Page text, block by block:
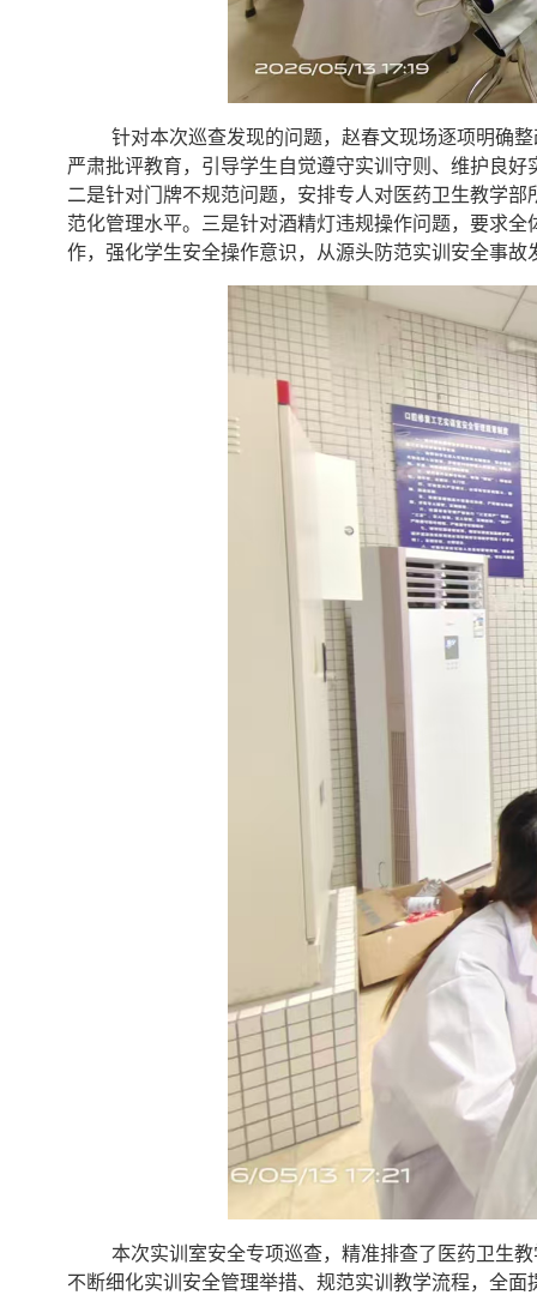
针对本次巡查发现的问题，赵春文现场逐项明确
严肃批评教育，引导学生自觉遵守实训守则、维护良
二是针对门牌不规范问题，安排专人对医药卫生教学
范化管理水平。三是针对酒精灯违规操作问题，要求
作，强化学生安全操作意识，从源头防范实训安全事故
本次实训室安全专项巡查，精准排查了医药卫生
不断细化实训安全管理举措、规范实训教学流程，全